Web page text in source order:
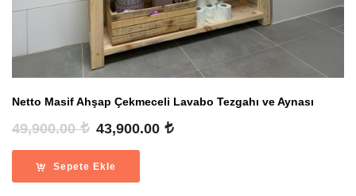
Netto Masif Ahşap Çekmeceli Lavabo Tezgahı ve Aynası
49,900.00
Orijinal
49,900.00 .
43,900.00
Sepete Ekle